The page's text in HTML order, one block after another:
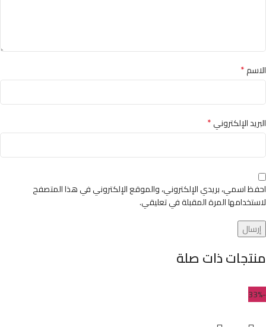
الاسم*
البريد الإلكتروني*
احفظ اسمي، بريدي الإلكتروني، والموقع الإلكتروني في هذا المتصفح
لاستخدامها المرة المقبلة في تعليقي.
منتجات ذات صلة
-33%